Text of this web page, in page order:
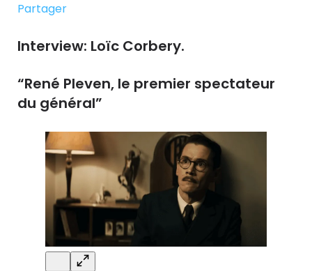
Partager
Interview: Loïc Corbery.
“René Pleven, le premier spectateur
du général”